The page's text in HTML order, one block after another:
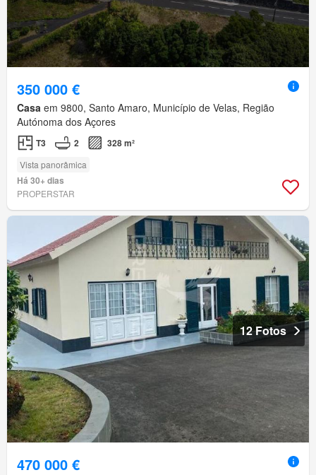
350 000 €
Casa em 9800, Santo Amaro, Município de Velas, Região
Autónoma dos Açores
T3 2 328 m²
Vista panorâmica
Há 30+ dias
PROPERSTAR
12 Fotos
470 000 €